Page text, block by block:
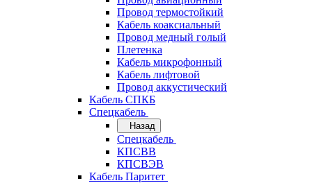
Провод термостойкий
Кабель коаксиальный
Провод медный голый
Плетенка
Кабель микрофонный
Кабель лифтовой
Провод аккустический
Кабель СПКБ
Спецкабель
Назад
Спецкабель
КПСВВ
КПСВЭВ
Кабель Паритет